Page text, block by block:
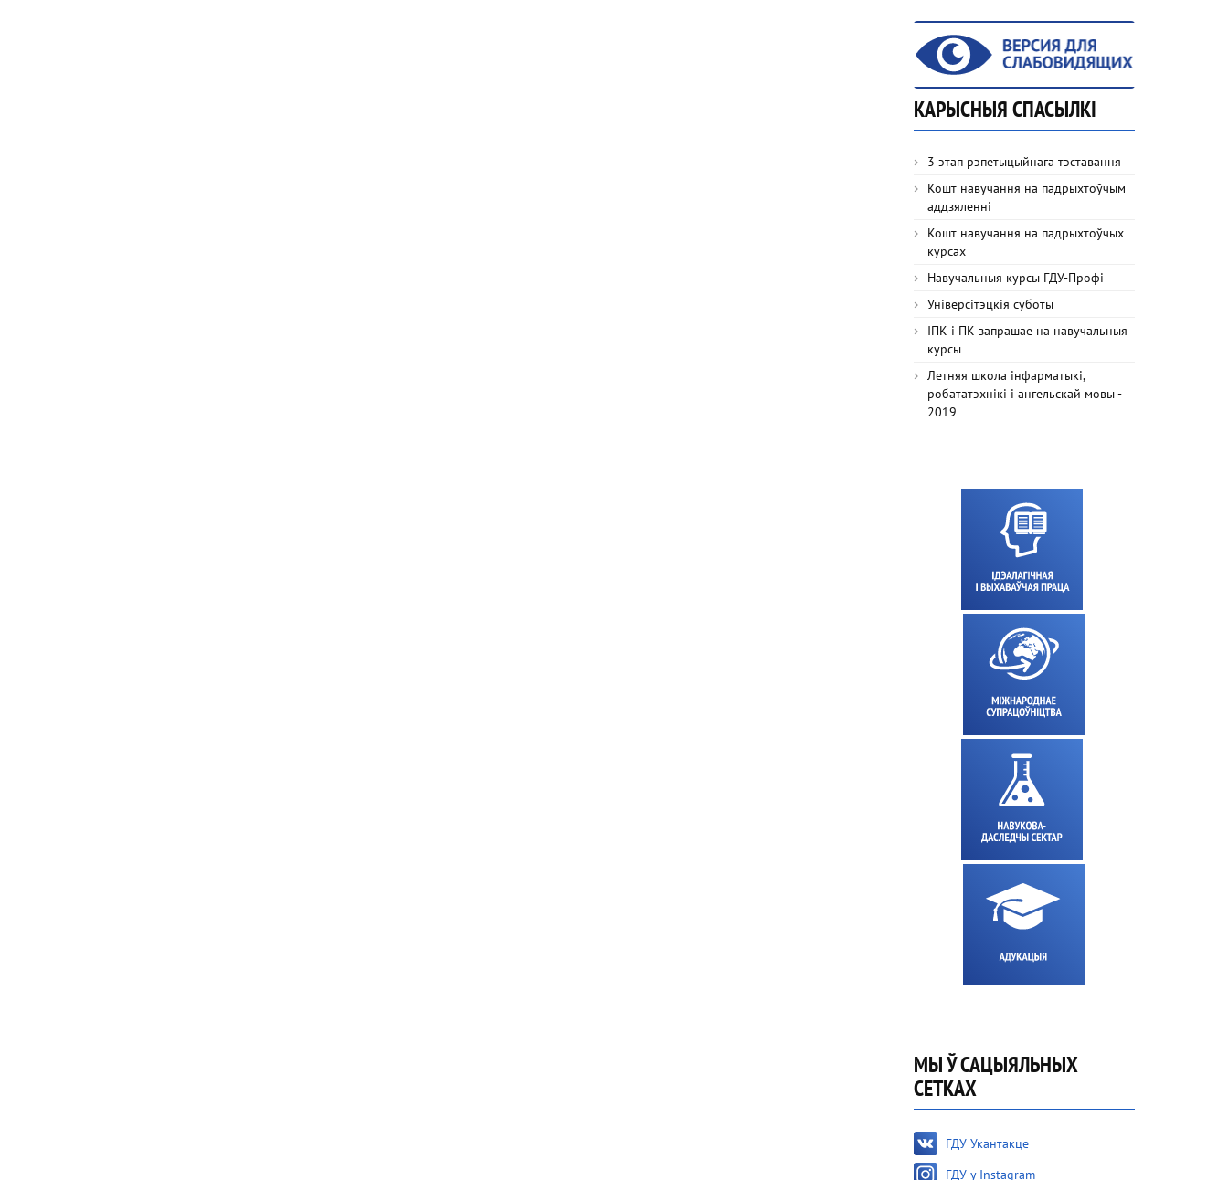
КАРЫСНЫЯ СПАСЫЛКІ
3 этап рэпетыцыйнага тэставання
Кошт навучання на падрыхтоўчым
аддзяленні
Кошт навучання на падрыхтоўчых
курсах
Навучальныя курсы ГДУ-Профі
Універсітэцкія суботы
ІПК і ПК запрашае на навучальныя
курсы
Летняя школа інфарматыкі,
робататэхнікі і ангельскай мовы -
2019
МЫ Ў САЦЫЯЛЬНЫХ
СЕТКАХ
ГДУ Укантакце
ГДУ у Instagram